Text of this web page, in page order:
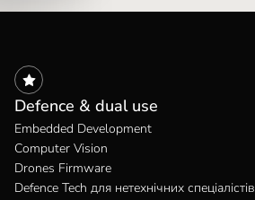
Defence & dual use
Embedded Development
Computer Vision
Drones Firmware
Defence Tech для нетехнічних спеціалістів